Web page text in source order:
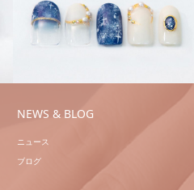
ハン
ル
NEWS & BLOG
ニュース
ブログ